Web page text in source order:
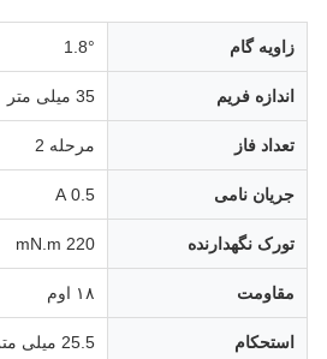
زاویه گام 1.8°
اندازه فریم 35 میلی متر
تعداد فاز مرحله 2
جریان نامی 0.5 A
تورک نگهدارنده 220 mN.m
مقاومت ۱۸ اوم
استحکام 25.5 میلی متری اچ